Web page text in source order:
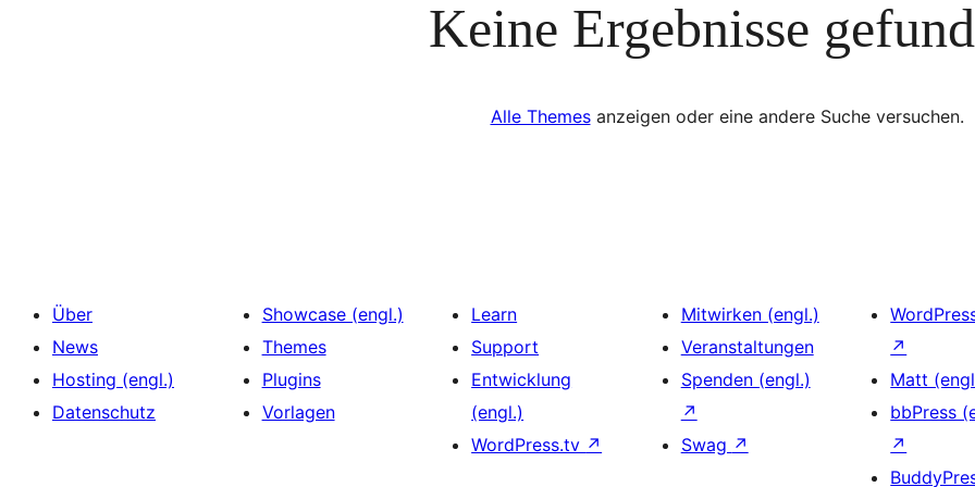
Keine Ergebnisse
Alle Themesanzeigen oder eine andere Suche versuchen.
Über
News
Hosting (engl.)
Datenschutz
Showcase (engl.)
Themes
Plugins
Vorlagen
Learn
Support
Entwicklung
(engl.)
WordPress.tv ↗
Mitwirken (engl.)
Veranstaltungen
Spenden (engl.)
↗
Swag ↗
↗
Matt
bbPress
↗